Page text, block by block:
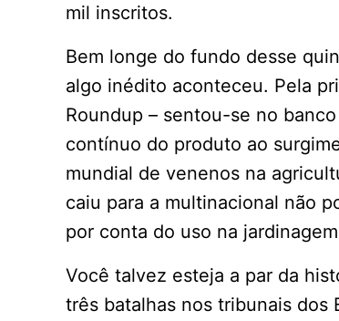
mil inscritos.
Bem longe do fundo desse
algo inédito aconteceu. Pela
Roundup – sentou-se no
contínuo do produto ao
mundial de venenos na
caiu para a multinacional não
por conta do uso na
Você talvez esteja a par da
três batalhas nos tribunais dos